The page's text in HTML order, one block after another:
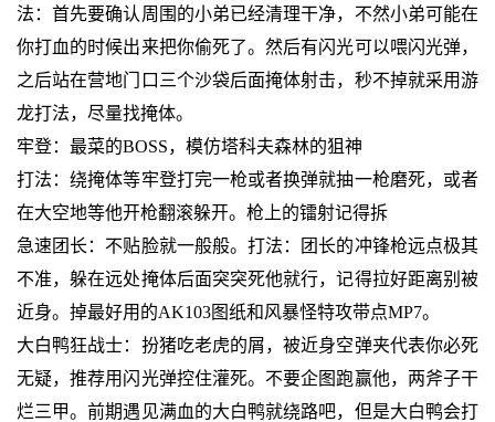
法：首先要确认周围的小弟已经清理干净，不然小弟可能在
你打血的时候出来把你偷死了。然后有闪光可以喂闪光弹，
之后站在营地门口三个沙袋后面掩体射击，秒不掉就采用游
龙打法，尽量找掩体。
牢登：最菜的BOSS，模仿塔科夫森林的狙神
打法：绕掩体等牢登打完一枪或者换弹就抽一枪磨死，或者
在大空地等他开枪翻滚躲开。枪上的镭射记得拆
急速团长：不贴脸就一般般。打法：团长的冲锋枪远点极其
不准，躲在远处掩体后面突突死他就行，记得拉好距离别被
近身。掉最好用的AK103图纸和风暴怪特攻带点MP7。
大白鸭狂战士：扮猪吃老虎的屑，被近身空弹夹代表你必死
无疑，推荐用闪光弹控住灌死。不要企图跑赢他，两斧子干
烂三甲。前期遇见满血的大白鸭就绕路吧，但是大白鸭会打